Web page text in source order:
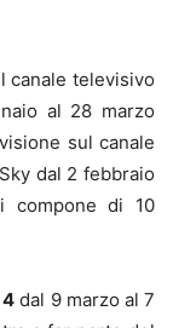
canale televisivo
al 28 marzo
sul canale
dal 2 febbraio
compone di 10
4 dal 9 marzo al 7